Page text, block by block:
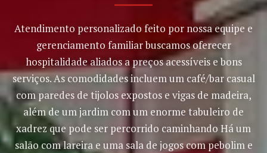
Atendimento personalizado feito por nossa equipe e
gerenciamento familiar buscamos oferecer
hospitalidade aliados a preços acessíveis e bons
serviços. As comodidades incluem um café/bar casual
com paredes de tijolos expostos e vigas de madeira,
além de um jardim com um enorme tabuleiro de
xadrez que pode ser percorrido caminhando Há um
salão com lareira e uma sala de jogos com pebolim e